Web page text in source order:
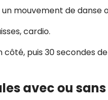
mouvement de danse
cardio.
côté, puis 30 secondes
avec ou